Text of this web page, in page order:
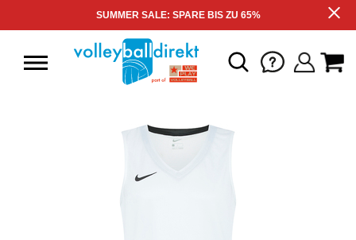
SUMMER SALE: SPARE BIS ZU 65%